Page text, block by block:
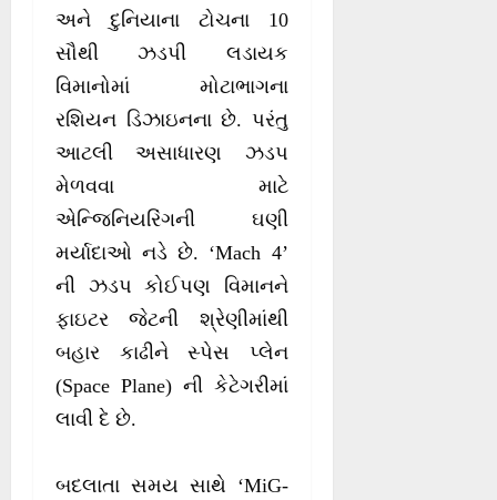
અને દુનિયાના ટોચના 10
સૌથી ઝડપી લડાયક
વિમાનોમાં મોટાભાગના
રશિયન ડિઝાઇનના છે. પરંતુ
આટલી અસાધારણ ઝડપ
મેળવવા માટે
એન્જિનિયરિંગની ઘણી
મર્યાદાઓ નડે છે. ‘Mach 4’
ની ઝડપ કોઈપણ વિમાનને
ફાઇટર જેટની શ્રેણીમાંથી
બહાર કાઢીને સ્પેસ પ્લેન
(Space Plane) ની કેટેગરીમાં
લાવી દે છે.
બદલાતા સમય સાથે ‘MiG-